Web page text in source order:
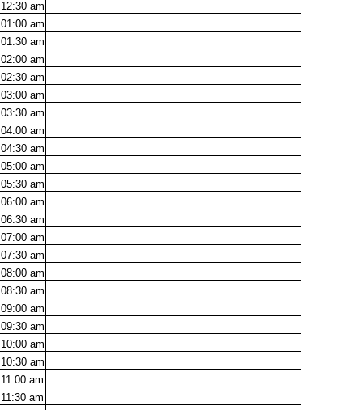
12:30 am
01:00 am
01:30 am
02:00 am
02:30 am
03:00 am
03:30 am
04:00 am
04:30 am
05:00 am
05:30 am
06:00 am
06:30 am
07:00 am
07:30 am
08:00 am
08:30 am
09:00 am
09:30 am
10:00 am
10:30 am
11:00 am
11:30 am